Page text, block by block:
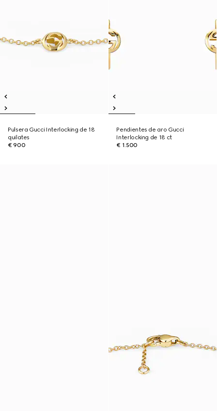
Pulsera Gucci Interlocking de 18
quilates
€ 900
Pendientes de aro Gucci
Interlocking de 18 ct
€ 1.500